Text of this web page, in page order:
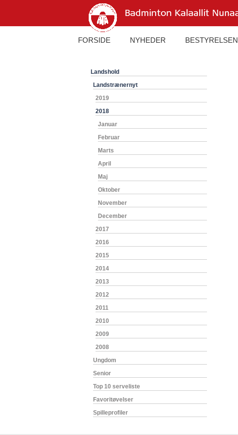
FORSIDE NYHEDER BESTYRELSEN
Landshold
Landstrænernyt
2019
2018
Januar
Februar
Marts
April
Maj
Oktober
November
December
2017
2016
2015
2014
2013
2012
2011
2010
2009
2008
Ungdom
Senior
Top 10 serveliste
Favoritøvelser
Spilleprofiler